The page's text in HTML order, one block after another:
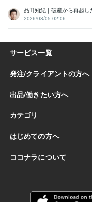
品田知紀｜破産から再起し
2026/08/05 02:06